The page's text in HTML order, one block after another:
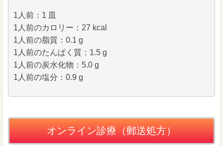
1人前：1 皿
1人前のカロリー：27 kcal
1人前の脂質：0.1 g
1人前のたんぱく質：1.5 g
1人前の炭水化物：5.0 g
1人前の塩分：0.9 g
オンライン診療（郵送処方）